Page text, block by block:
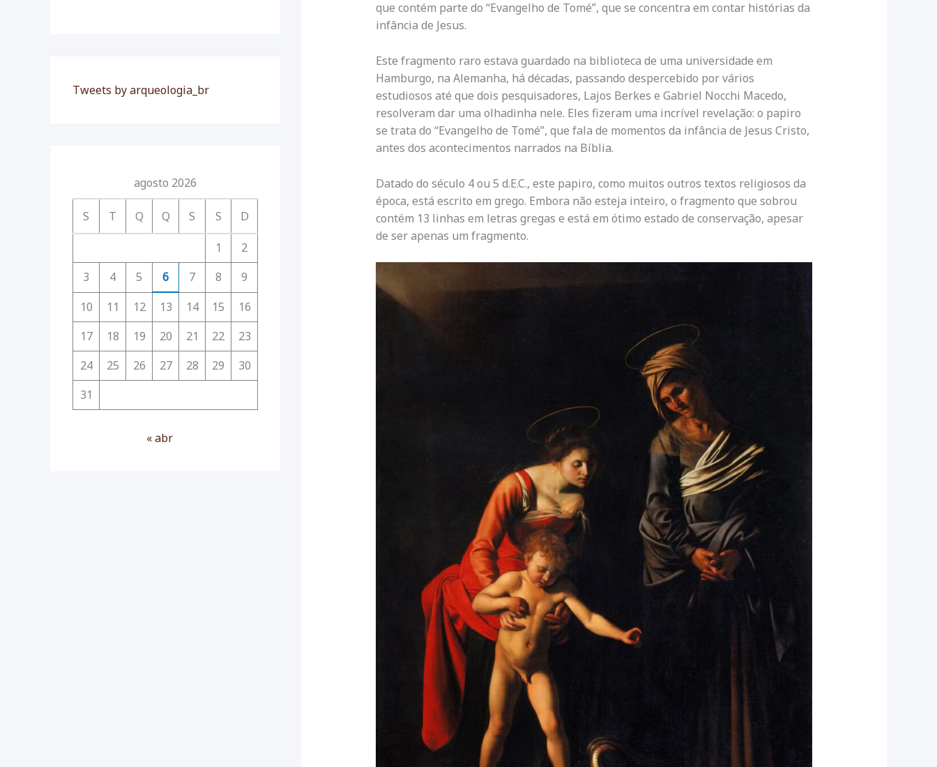
Tweets by arqueologia_br
agosto 2026
S T Q Q S S D
1
2
3
4 5 6 7 8
9
10
11 12 13 14 15
16
17
18 19 20 21 22
23
24
25 26 27 28 29
30
31
« abr
que contém parte do “Evangelho de Tomé”, que se concentra em contar histórias da
infância de Jesus.
Este fragmento raro estava guardado na biblioteca de uma universidade em
Hamburgo, na Alemanha, há décadas, passando despercebido por vários
estudiosos até que dois pesquisadores, Lajos Berkes e Gabriel Nocchi Macedo,
resolveram dar uma olhadinha nele. Eles fizeram uma incrível revelação: o papiro
se trata do “Evangelho de Tomé”, que fala de momentos da infância de Jesus Cristo,
antes dos acontecimentos narrados na Bíblia.
Datado do século 4 ou 5 d.E.C., este papiro, como muitos outros textos religiosos da
época, está escrito em grego. Embora não esteja inteiro, o fragmento que sobrou
contém 13 linhas em letras gregas e está em ótimo estado de conservação, apesar
de ser apenas um fragmento.